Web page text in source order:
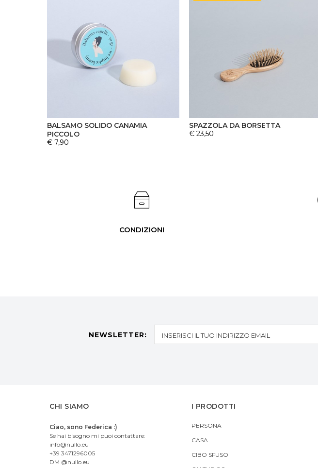
BALSAMO SOLIDO CANAMIA
PICCOLO
€ 7,90
SPAZZOLA DA BORSETTA
€ 23,50
CONDIZIONI
NEWSLETTER:
CHI SIAMO
Ciao, sono Federica :)
Se hai bisogno mi puoi contattare:
info@nullo.eu
+39 3471296005
DM @nullo.eu
I PRODOTTI
PERSONA
CASA
CIBO SFUSO